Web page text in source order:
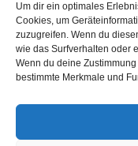
Um dir ein optimales
Cookies, um
zuzugreifen. Wenn du
wie das Surfverhalten oder
Wenn du deine
bestimmte Merkmale und